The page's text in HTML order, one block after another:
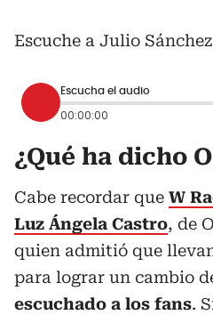
Escuche a Julio
Escucha el audio
00:00:00
¿Qué ha dicho
Cabe recordar que W
Luz Ángela Castro, de
quien admitió que
para lograr un cambio
escuchado a los fans.